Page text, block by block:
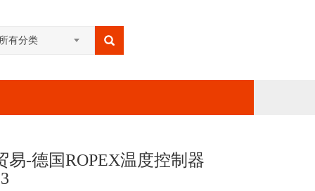
有分类
易-德国ROPEX温度控制器